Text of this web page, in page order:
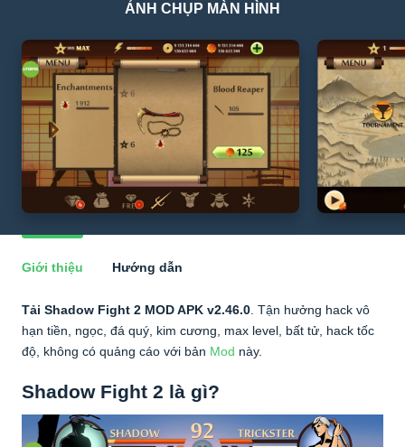
ẢNH CHỤP MÀN HÌNH
Giới thiệu Hướng dẫn
Tải Shadow Fight 2 MOD APK v2.46.0 . Tận hưởng hack vô
hạn tiền, ngọc, đá quý, kim cương, max level, bất tử, hack tốc
độ, không có quảng cáo với bản Mod này.
Shadow Fight 2 là gì?